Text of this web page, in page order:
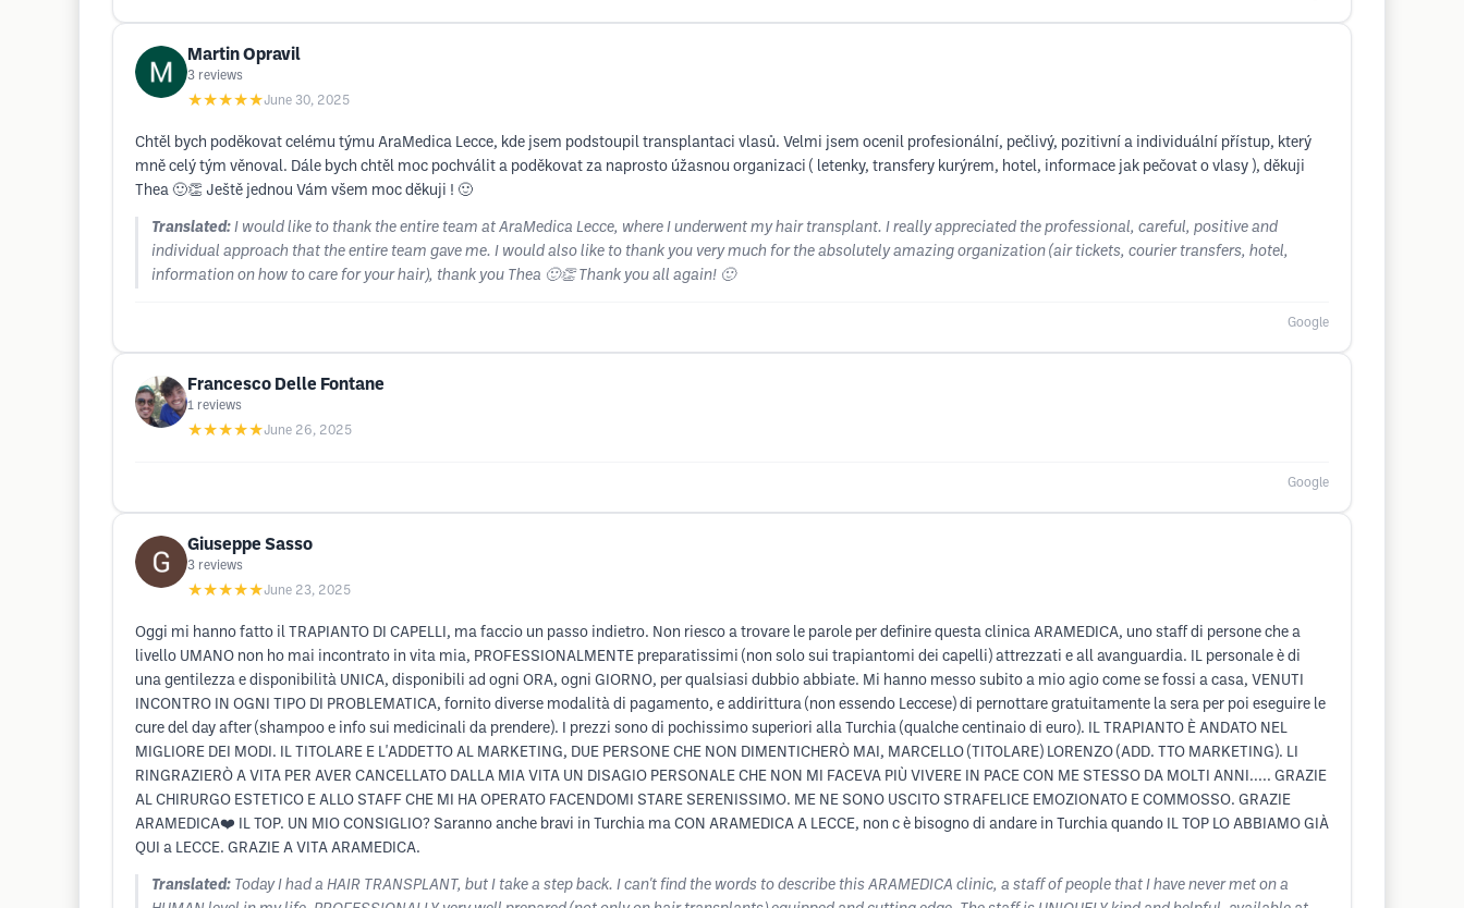
Martin Opravil
3 reviews
★★★★★June 30, 2025
Chtěl bych poděkovat celému týmu AraMedica Lecce, kde jsem podstoupil transplantaci vlasů. Velmi jsem ocenil profesionální, pečlivý, pozitivní a individuální přístup, který
mně celý tým věnoval. Dále bych chtěl moc pochválit a poděkovat za naprosto úžasnou organizaci ( letenky, transfery kurýrem, hotel, informace jak pečovat o vlasy ), děkuji
Thea 🙂👏 Ještě jednou Vám všem moc děkuji ! 🙂
Translated: I would like to thank the entire team at AraMedica Lecce, where I underwent my hair transplant. I really appreciated the professional, careful, positive and
individual approach that the entire team gave me. I would also like to thank you very much for the absolutely amazing organization (air tickets, courier transfers, hotel,
information on how to care for your hair), thank you Thea 🙂👏 Thank you all again! 🙂
Google
Francesco Delle Fontane
1 reviews
★★★★★June 26, 2025
Google
Giuseppe Sasso
3 reviews
★★★★★June 23, 2025
Oggi mi hanno fatto il TRAPIANTO DI CAPELLI, ma faccio un passo indietro. Non riesco a trovare le parole per definire questa clinica ARAMEDICA, uno staff di persone che a
livello UMANO non ho mai incontrato in vita mia, PROFESSIONALMENTE preparatissimi (non solo sui trapiantomi dei capelli) attrezzati e all avanguardia. IL personale è di
una gentilezza e disponibilità UNICA, disponibili ad ogni ORA, ogni GIORNO, per qualsiasi dubbio abbiate. Mi hanno messo subito a mio agio come se fossi a casa, VENUTI
INCONTRO IN OGNI TIPO DI PROBLEMATICA, fornito diverse modalità di pagamento, e addirittura (non essendo Leccese) di pernottare gratuitamente la sera per poi eseguire le
cure del day after (shampoo e info sui medicinali da prendere). I prezzi sono di pochissimo superiori alla Turchia (qualche centinaio di euro). IL TRAPIANTO È ANDATO NEL
MIGLIORE DEI MODI. IL TITOLARE E L'ADDETTO AL MARKETING, DUE PERSONE CHE NON DIMENTICHERÒ MAI, MARCELLO (TITOLARE) LORENZO (ADD. TTO MARKETING). LI
RINGRAZIERÒ A VITA PER AVER CANCELLATO DALLA MIA VITA UN DISAGIO PERSONALE CHE NON MI FACEVA PIÙ VIVERE IN PACE CON ME STESSO DA MOLTI ANNI..... GRAZIE
AL CHIRURGO ESTETICO E ALLO STAFF CHE MI HA OPERATO FACENDOMI STARE SERENISSIMO. ME NE SONO USCITO STRAFELICE EMOZIONATO E COMMOSSO. GRAZIE
ARAMEDICA❤️ IL TOP. UN MIO CONSIGLIO? Saranno anche bravi in Turchia ma CON ARAMEDICA A LECCE, non c è bisogno di andare in Turchia quando IL TOP LO ABBIAMO GIÀ
QUI a LECCE. GRAZIE A VITA ARAMEDICA.
Translated: Today I had a HAIR TRANSPLANT, but I take a step back. I can't find the words to describe this ARAMEDICA clinic, a staff of people that I have never met on a